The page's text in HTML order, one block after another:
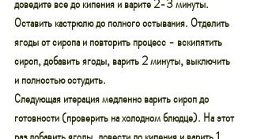
доведите все до кипения и варите 2-3 минуты.
Оставить кастрюлю до полного остывания. Отделить
ягоды от сиропа и повторить процесс - вскипятить
сироп, добавить ягоды, варить 2 минуты, выключить
и полностью остудить.
Следующая итерация медленно варить сироп до
готовности (проверить на холодном блюдце). На этот